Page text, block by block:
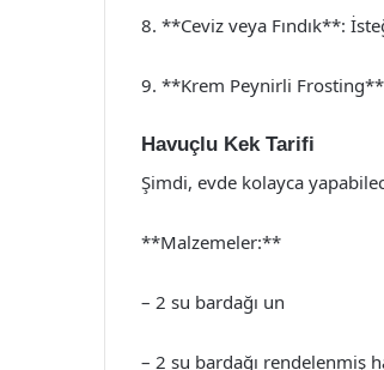
8. **Ceviz veya Fındık**:
9. **Krem Peynirli
Havuçlu Kek Tarifi
Şimdi, evde kolayca
**Malzemeler:**
– 2 su bardağı un
– 2 su bardağı rendelenmiş